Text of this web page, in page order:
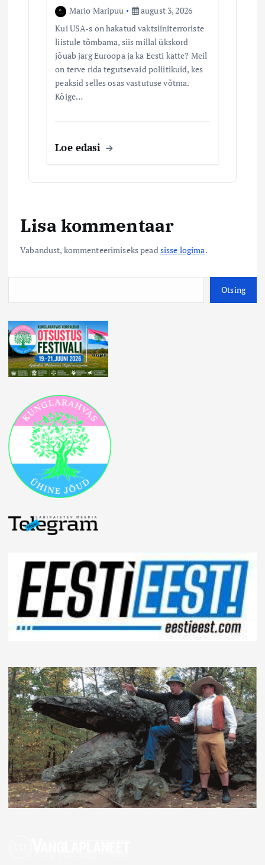
Mario Maripuu
august 3, 2026
Kui USA-s on hakatud vaktsiiniterroriste
liistule tõmbama, siis millal ükskord
jõuab järg Euroopa ja ka Eesti kätte? Meil
on terve rida tegutsevaid poliitikuid, kes
peaksid selles osas vastutuse võtma.
Kõige…
Loe edasi
Lisa kommentaar
Vabandust, kommenteerimiseks peadsisse logima.
i
Otsing